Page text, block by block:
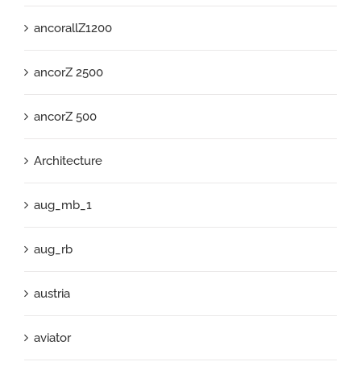
ancorallZ1200
ancorZ 2500
ancorZ 500
Architecture
aug_mb_1
aug_rb
austria
aviator